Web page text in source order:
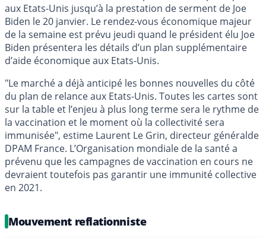
aux Etats-Unis jusqu’à la prestation de serment de Joe
Biden le 20 janvier. Le rendez-vous économique majeur
de la semaine est prévu jeudi quand le président élu Joe
Biden présentera les détails d’un plan supplémentaire
d’aide économique aux Etats-Unis.
"Le marché a déjà anticipé les bonnes nouvelles du côté
du plan de relance aux Etats-Unis. Toutes les cartes sont
sur la table et l’enjeu à plus long terme sera le rythme de
la vaccination et le moment où la collectivité sera
immunisée", estime Laurent Le Grin, directeur généralde
DPAM France. L’Organisation mondiale de la santé a
prévenu que les campagnes de vaccination en cours ne
devraient toutefois pas garantir une immunité collective
en 2021.
Mouvement reflationniste